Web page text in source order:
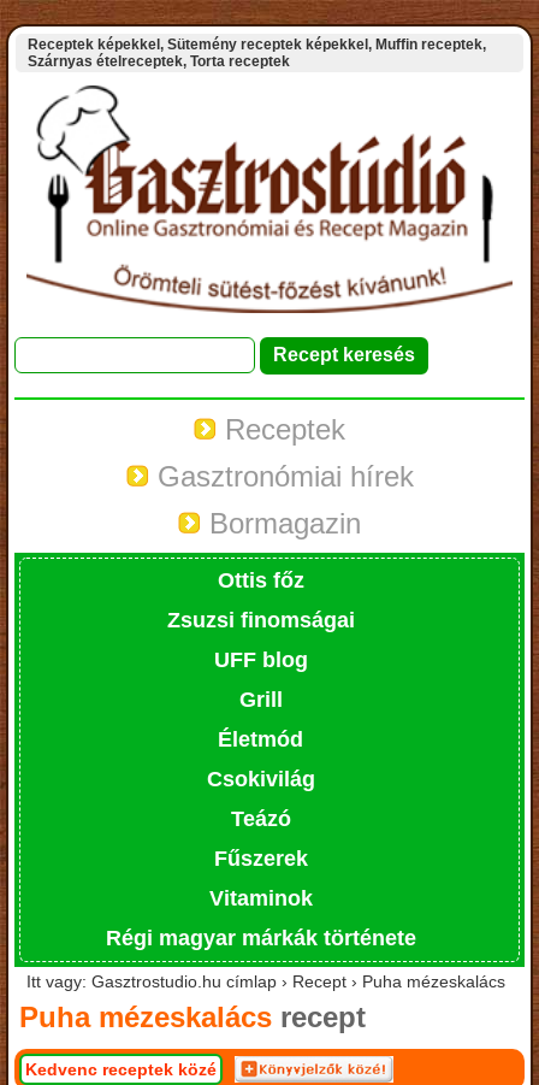
Receptek képekkel, Sütemény receptek képekkel, Muffin receptek,
Szárnyas ételreceptek, Torta receptek
Receptek
Gasztronómiai hírek
Bormagazin
Ottis főz
Zsuzsi finomságai
UFF blog
Grill
Életmód
Csokivilág
Teázó
Fűszerek
Vitaminok
Régi magyar márkák története
Itt vagy: Gasztrostudio.hu címlap › Recept › Puha mézeskalács
Puha mézeskalács recept
Kedvenc receptek közé